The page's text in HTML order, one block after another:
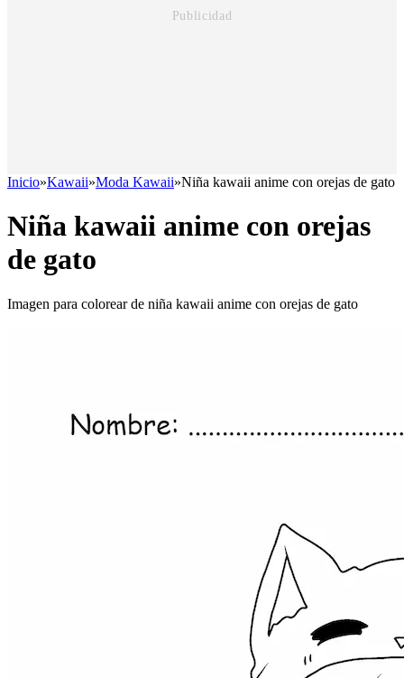
Inicio»Kawaii»Moda Kawaii»Niña kawaii anime con orejas de gato
Niña kawaii anime con orejas
de gato
Imagen para colorear de niña kawaii anime con orejas de gato